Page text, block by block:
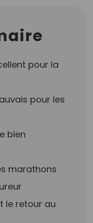
pour la
pour les
bien
marathons
le retour au